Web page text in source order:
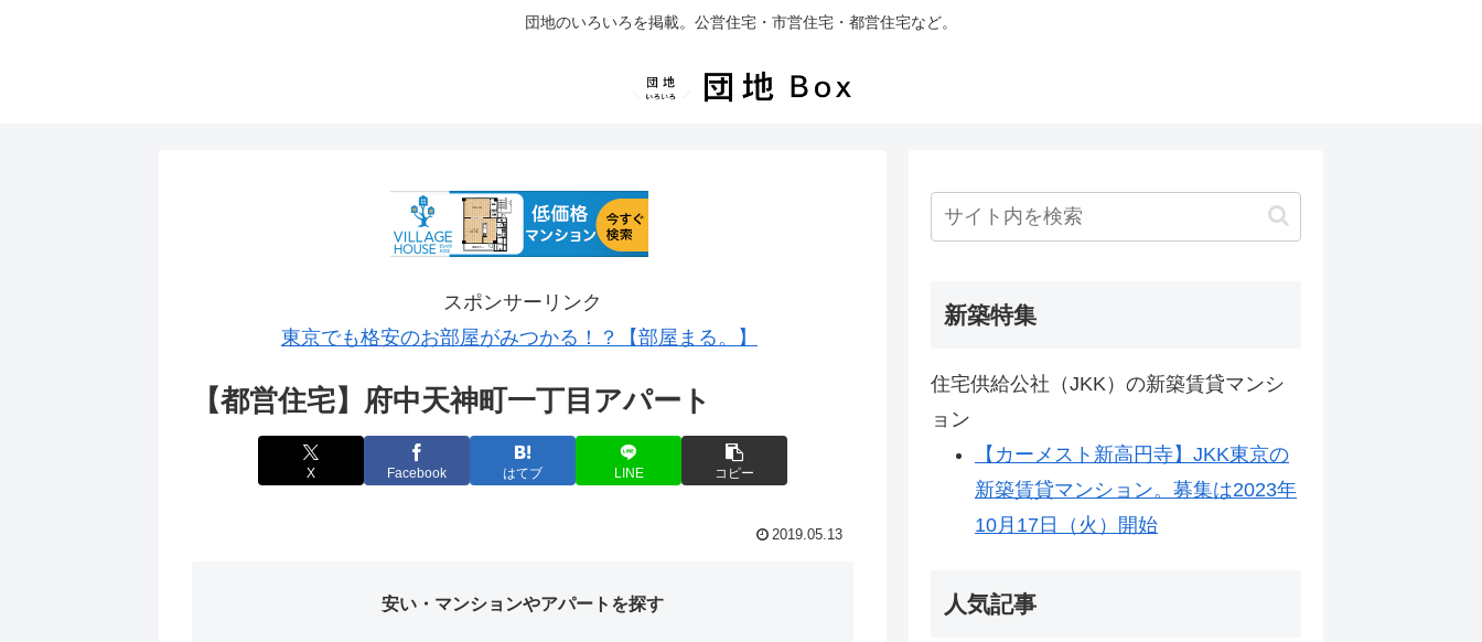
団地のいろいろを掲載。公営住宅・市営住宅・都営住宅など。
スポンサーリンク
東京でも格安のお部屋がみつかる！？【部屋まる。】
【都営住宅】府中天神町一丁目アパート
X Facebook はてブ LINE コピー
2019.05.13
安い・マンションやアパートを探す
新築特集
住宅供給公社（JKK）の新築賃貸マンシ
ョン
【カーメスト新高円寺】JKK東京の
新築賃貸マンション。募集は2023年
10月17日（火）開始
人気記事